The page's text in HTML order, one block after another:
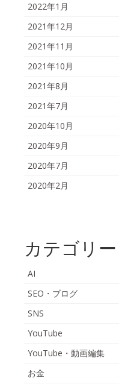
2022年1月
2021年12月
2021年11月
2021年10月
2021年8月
2021年7月
2020年10月
2020年9月
2020年7月
2020年2月
カテゴリー
AI
SEO・ブログ
SNS
YouTube
YouTube・動画編集
お金